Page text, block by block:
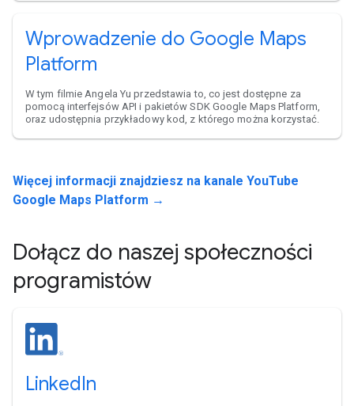
Wprowadzenie do Google Maps
Platform
W tym filmie Angela Yu przedstawia to, co jest dostępne za
pomocą interfejsów API i pakietów SDK Google Maps Platform,
oraz udostępnia przykładowy kod, z którego można korzystać.
Więcej informacji znajdziesz na kanale YouTube
Google Maps Platform →
Dołącz do naszej społeczności
programistów
LinkedIn